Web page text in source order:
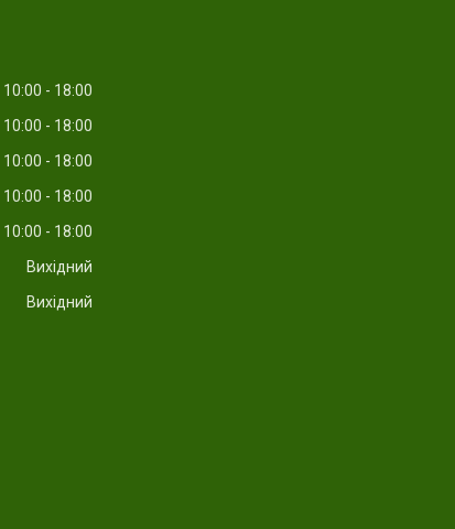
10:00
18:00
10:00
18:00
10:00
18:00
10:00
18:00
10:00
18:00
Вихідний
Вихідний